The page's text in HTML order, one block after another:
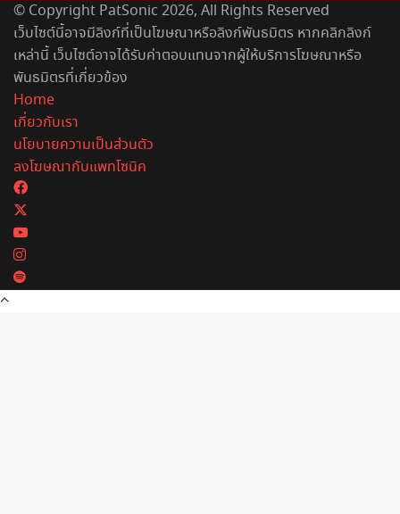
© Copyright PatSonic 2026, All Rights Reserved
เว็บไซต์นี้อาจมีลิงก์ที่เป็นโฆษณาหรือลิงก์พันธมิตร หากคลิกลิงก์
เหล่านี้ เว็บไซต์อาจได้รับค่าตอบแทนจากผู้ให้บริการโฆษณาหรือ
พันธมิตรที่เกี่ยวข้อง
Home
เกี่ยวกับเรา
นโยบายความเป็นส่วนตัว
ลงโฆษณากับแพทโซนิค